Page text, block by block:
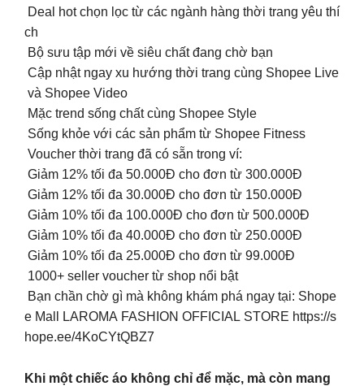
Deal hot chọn lọc từ các ngành hàng thời trang yêu thí
ch
Bộ sưu tập mới về siêu chất đang chờ bạn
Cập nhật ngay xu hướng thời trang cùng Shopee Live
và Shopee Video
Mặc trend sống chất cùng Shopee Style
Sống khỏe với các sản phẩm từ Shopee Fitness
Voucher thời trang đã có sẵn trong ví:
Giảm 12% tối đa 50.000Đ cho đơn từ 300.000Đ
Giảm 12% tối đa 30.000Đ cho đơn từ 150.000Đ
Giảm 10% tối đa 100.000Đ cho đơn từ 500.000Đ
Giảm 10% tối đa 40.000Đ cho đơn từ 250.000Đ
Giảm 10% tối đa 25.000Đ cho đơn từ 99.000Đ
1000+ seller voucher từ shop nổi bật
Bạn chần chờ gì mà không khám phá ngay tại: Shope
e Mall LAROMA FASHION OFFICIAL STORE https://s
hope.ee/4KoCYtQBZ7
Khi một chiếc áo không chỉ để mặc, mà còn mang